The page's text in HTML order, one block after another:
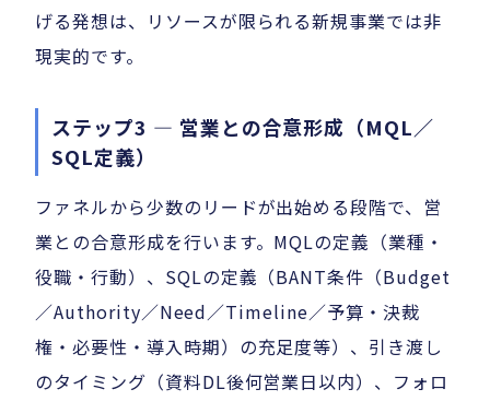
げる発想は、リソースが限られる新規事業では非
現実的です。
ステップ3 — 営業との合意形成（MQL／
SQL定義）
ファネルから少数のリードが出始める段階で、営
業との合意形成を行います。MQLの定義（業種・
役職・行動）、SQLの定義（BANT条件（Budget
／Authority／Need／Timeline／予算・決裁
権・必要性・導入時期）の充足度等）、引き渡し
のタイミング（資料DL後何営業日以内）、フォロ